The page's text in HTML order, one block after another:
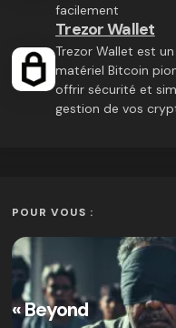
facilement
Trezor Wallet
Trezor Wallet est
matériel Bitcoin
offrir sécurité et
gestion de vos
POUR VOUS :
« Beyond